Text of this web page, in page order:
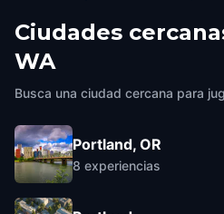
Ciudades
WA
Busca una ciudad cercana para
Portland, OR
8 experiencias